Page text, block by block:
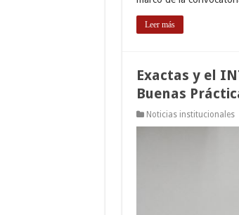
Leer más
Exactas y el
Buenas
Noticias institucionales